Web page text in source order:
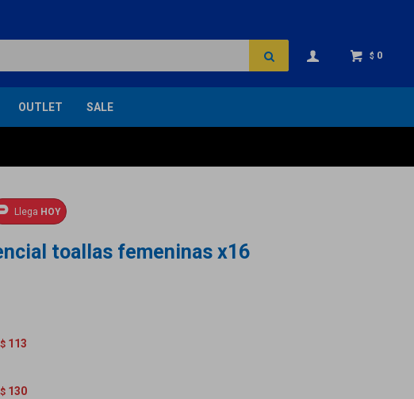
OUTLET SALE
$ 0
Llega HOY
toallas femeninas x16
$ 113
$ 130